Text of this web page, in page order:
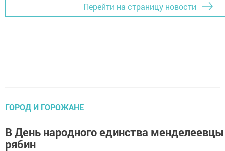
Перейти на страницу новости
ГОРОД И ГОРОЖАНЕ
В День народного единства
рябин